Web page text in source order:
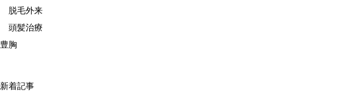
脱毛外来
頭髪治療
豊胸
新着記事